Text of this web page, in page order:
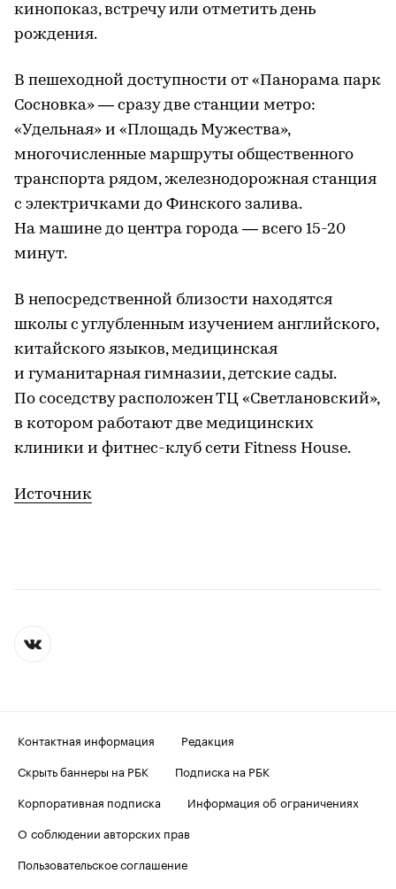
кинопоказ, встречу или отметить день
рождения.
В пешеходной доступности от «Панорама парк
Сосновка» — сразу две станции метро:
«Удельная» и «Площадь Мужества»,
многочисленные маршруты общественного
транспорта рядом, железнодорожная станция
с электричками до Финского залива.
На машине до центра города — всего 15-20
минут.
В непосредственной близости находятся
школы с углубленным изучением английского,
китайского языков, медицинская
и гуманитарная гимназии, детские сады.
По соседству расположен ТЦ «Светлановский»,
в котором работают две медицинских
клиники и фитнес-клуб сети Fitness House.
Источник
Контактная информация
Редакция
Скрыть баннеры на РБК
Подписка на РБК
Корпоративная подписка
Информация об ограничениях
О соблюдении авторских прав
Пользовательское соглашение